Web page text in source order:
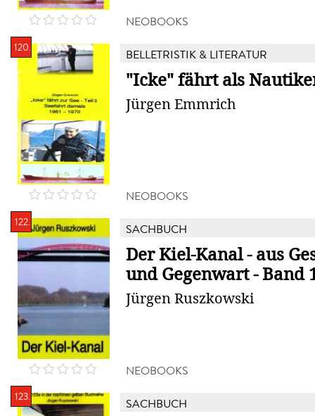
NEOBOOKS
120. BELLETRISTIK & LITERATUR
"Icke" fährt als
Jürgen Emmrich
NEOBOOKS
122. SACHBUCH
Der Kiel-Kanal - aus
und Gegenwart - Band
Jürgen Ruszkowski
NEOBOOKS
123. SACHBUCH